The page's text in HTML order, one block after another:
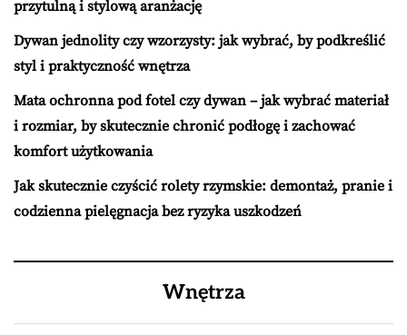
przytulną i stylową aranżację
Dywan jednolity czy wzorzysty: jak wybrać, by podkreślić
styl i praktyczność wnętrza
Mata ochronna pod fotel czy dywan – jak wybrać materiał
i rozmiar, by skutecznie chronić podłogę i zachować
komfort użytkowania
Jak skutecznie czyścić rolety rzymskie: demontaż, pranie i
codzienna pielęgnacja bez ryzyka uszkodzeń
Wnętrza